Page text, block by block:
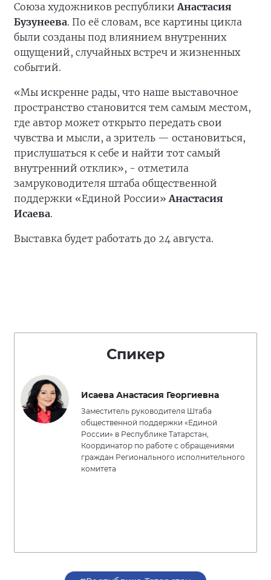
Союза художников республики Анастасия
Бузунеева. По её словам, все картины цикла
были созданы под влиянием внутренних
ощущений, случайных встреч и жизненных
событий.
«Мы искренне рады, что наше выставочное
пространство становится тем самым местом,
где автор может открыто передать свои
чувства и мысли, а зритель — остановиться,
прислушаться к себе и найти тот самый
внутренний отклик», - отметила
замруководителя штаба общественной
поддержки «Единой России»Анастасия
Исаева.
Выставка будет работать до 24 августа.
Спикер
Исаева Анастасия Георгиевна
Заместитель руководителя Штаба
общественной поддержки «Единой
России» в Республике Татарстан,
Координатор по работе с обращениями
граждан Регионального исполнительного
комитета